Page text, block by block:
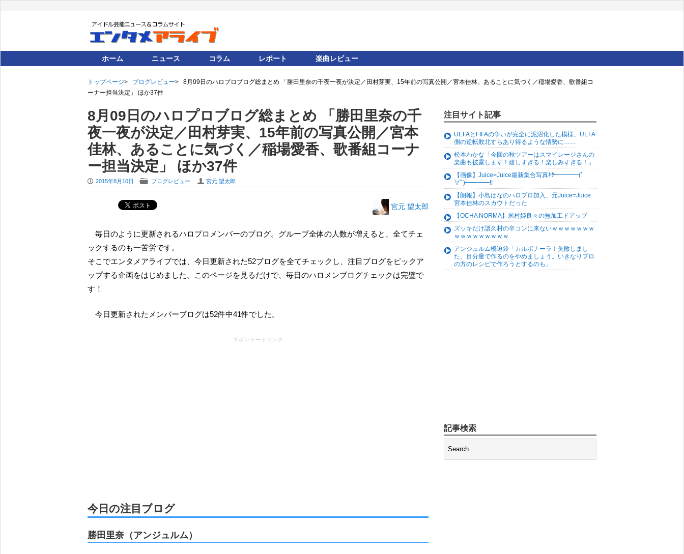
ホーム ニュース コラム レポート 楽曲レビュー
トップページ ブログレビュー
8月09日のハロプロブログ総まとめ 「勝田里奈の千夜一夜が決定／田村芽実、15年前の写真公開／宮本佳林、あることに気づく／稲場愛香、歌番組コ
ーナー担当決定」 ほか37件
8月09日のハロプロブログ総まとめ 「勝田里奈の千
夜一夜が決定／田村芽実、15年前の写真公開／宮本
佳林、あることに気づく／稲場愛香、歌番組コーナ
ー担当決定」 ほか37件
P 2015年8月10日 F ブログレビュー U 宮元 望太郎
宮元 望太郎
毎日のように更新されるハロプロメンバーのブログ。グループ全体の人数が増えると、全てチェ
ックするのも一苦労です。
そこでエンタメアライブでは、今日更新された52ブログを全てチェックし、注目ブログをピックア
ップする企画をはじめました。このページを見るだけで、毎日のハロメンブログチェックは完璧で
す！
今日更新されたメンバーブログは52件中41件でした。
スポンサードリンク
今日の注目ブログ
勝田里奈（アンジュルム）
注目サイト記事
UEFAとFIFAの争いが完全に泥沼化した模様、UEFA
側の逆転敗北すらあり得るような情勢に……
松本わかな「今回の秋ツアーはスマイレージさんの
楽曲も披露します！嬉しすぎる！楽しみすぎる！」
【画像】Juice=Juice最新集合写真ｷﾀ━━━━(ﾟ
∀ﾟ)━━━━!!
【朗報】小島はなのハロプロ加入、元Juice=Juice
宮本佳林のスカウトだった
【OCHA NORMA】米村姫良々の無加工ドアップ
ズッキだけ譜久村の卒コンに来ないｗｗｗｗｗｗｗ
ｗｗｗｗｗｗｗｗｗ
アンジュルム橋迫鈴「カルボナーラ！失敗しまし
た。目分量で作るのをやめましょう。いきなりプロ
の方のレシピで作ろうとするのも」
記事検索